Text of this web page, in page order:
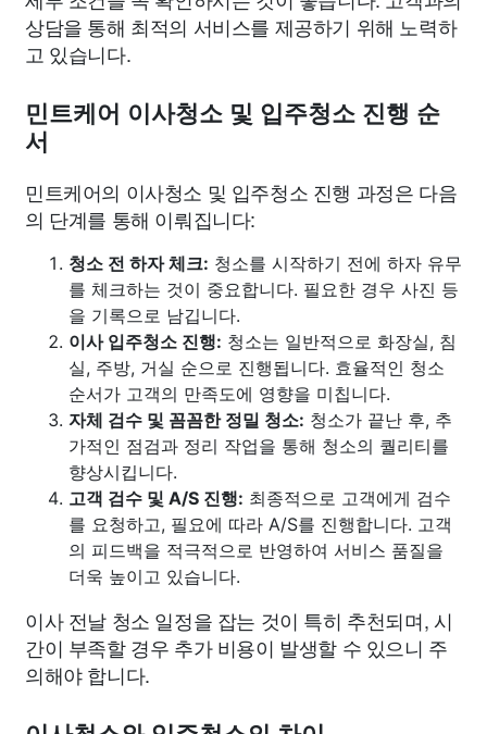
상담을 통해 최적의 서비스를 제공하기 위해 노력하
고 있습니다.
민트케어 이사청소 및 입주청소 진행 순
서
민트케어의 이사청소 및 입주청소 진행 과정은 다음
의 단계를 통해 이뤄집니다:
청소 전 하자 체크: 청소를 시작하기 전에 하자 유무
를 체크하는 것이 중요합니다. 필요한 경우 사진 등
을 기록으로 남깁니다.
이사 입주청소 진행: 청소는 일반적으로 화장실, 침
실, 주방, 거실 순으로 진행됩니다. 효율적인 청소
순서가 고객의 만족도에 영향을 미칩니다.
자체 검수 및 꼼꼼한 정밀 청소: 청소가 끝난 후, 추
가적인 점검과 정리 작업을 통해 청소의 퀄리티를
향상시킵니다.
고객 검수 및 A/S 진행: 최종적으로 고객에게 검수
를 요청하고, 필요에 따라 A/S를 진행합니다. 고객
의 피드백을 적극적으로 반영하여 서비스 품질을
더욱 높이고 있습니다.
이사 전날 청소 일정을 잡는 것이 특히 추천되며, 시
간이 부족할 경우 추가 비용이 발생할 수 있으니 주
의해야 합니다.